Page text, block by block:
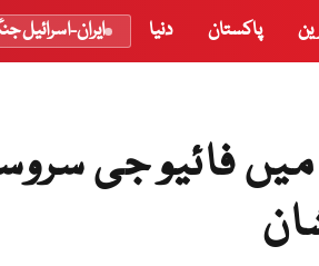
پاکستان دنیا ایران-اسرائیل
شہروں میں فائیو جی